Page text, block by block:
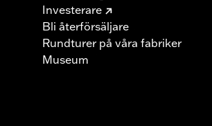
Investerare
Bli återförsäljare
Rundturer på våra fabriker
Museum